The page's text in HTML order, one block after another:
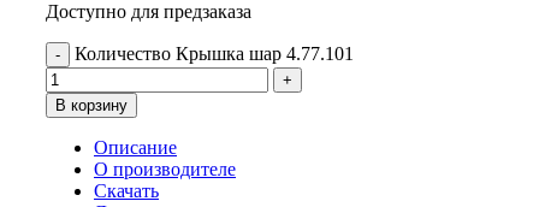
Доступно для предзаказа
Количество Крышка шар 4.77.101
В корзину
Описание
О производителе
Скачать